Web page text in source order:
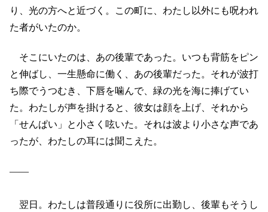
り、光の方へと近づく。この町に、わたし以外にも呪われ
た者がいたのか。
そこにいたのは、あの後輩であった。いつも背筋をピン
と伸ばし、一生懸命に働く、あの後輩だった。それが波打
ち際でうつむき、下唇を噛んで、緑の光を海に捧げてい
た。わたしが声を掛けると、彼女は顔を上げ、それから
「せんぱい」と小さく呟いた。それは波より小さな声であ
ったが、わたしの耳には聞こえた。
――
翌日。わたしは普段通りに役所に出勤し、後輩もそうし